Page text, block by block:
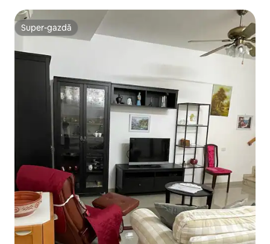
Super-gazdă
Super-gazdă